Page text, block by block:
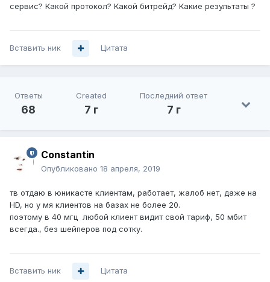
сервис? Какой протокол? Какой битрейд? Какие результаты ?
Вставить ник Цитата
Ответы
68
Created
7 г
Последний ответ
7 г
Constantin
Опубликовано 18 апреля, 2019
тв отдаю в юникасте клиентам, работает, жалоб нет, даже на
HD, но у мя клиентов на базах не более 20.
поэтому в 40 мгц любой клиент видит свой тариф, 50 мбит
всегда., без шейперов под сотку.
Вставить ник Цитата